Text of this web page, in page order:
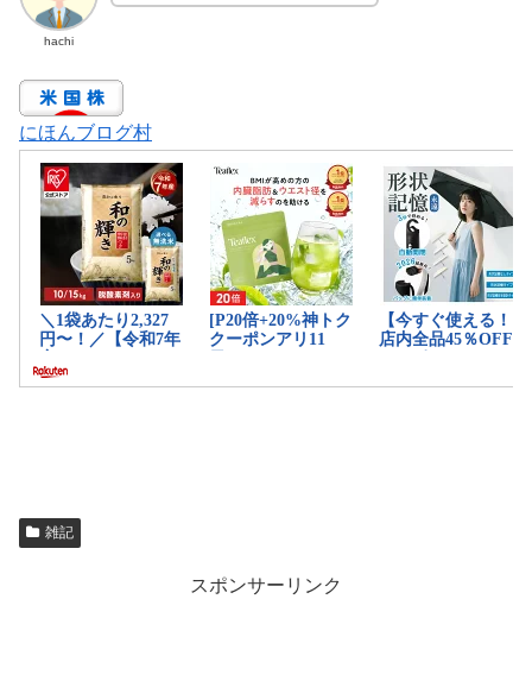
hachi
にほんブログ村
雑記
スポンサーリンク